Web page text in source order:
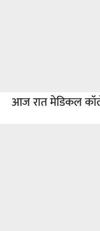
आज रात मेडिकल